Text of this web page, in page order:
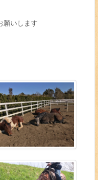
願いします